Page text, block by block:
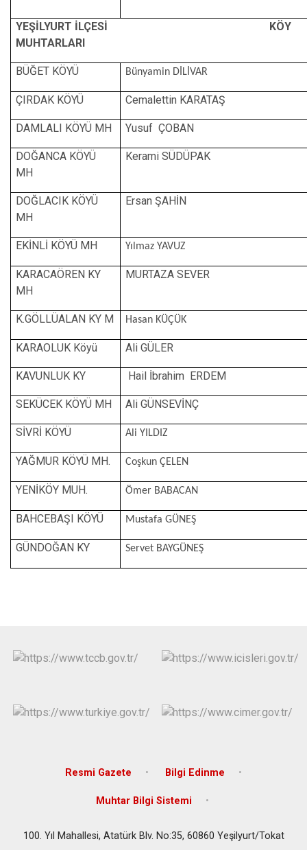
YEŞİLYURT İLÇESİ KÖY
MUHTARLARI
BÜĞET KÖYÜ Bünyamin DİLİVAR
ÇIRDAK KÖYÜ Cemalettin KARATAŞ
DAMLALI KÖYÜ MH Yusuf ÇOBAN
DOĞANCA KÖYÜ
MH
Kerami SÜDÜPAK
DOĞLACIK KÖYÜ
MH
Ersan ŞAHİN
EKİNLİ KÖYÜ MH Yılmaz YAVUZ
KARACAÖREN KY
MH
MURTAZA SEVER
K.GÖLLÜALAN KY M Hasan KÜÇÜK
KARAOLUK Köyü Ali GÜLER
KAVUNLUK KY Hail İbrahim ERDEM
SEKÜCEK KÖYÜ MH Ali GÜNSEVİNÇ
SİVRİ KÖYÜ Ali YILDIZ
YAĞMUR KÖYÜ MH. Coşkun ÇELEN
YENİKÖY MUH. Ömer BABACAN
BAHCEBAŞI KÖYÜ Mustafa GÜNEŞ
GÜNDOĞAN KY Servet BAYGÜNEŞ
Resmi Gazete Bilgi Edinme
Muhtar Bilgi Sistemi
100. Yıl Mahallesi, Atatürk Blv. No:35, 60860 Yeşilyurt/Tokat